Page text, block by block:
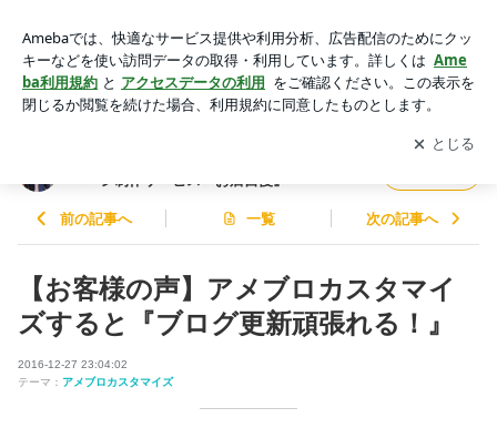
れる！』 | 【全国2,500件の実績！】誰でも簡単♪ホームページ
制作サービス『お店自慢』
アプリをダウンロードして ブログの更新通知
を受け取りまし
ょう。
開く
ページ制作サービス『お店自慢』
前の記事へ 一覧 次の記事へ
【お客様の声】アメブロカスタマイ
ズすると『ブログ更新頑張れる！』
2016-12-27 23:04:02
テーマ： アメブロカスタマイズ